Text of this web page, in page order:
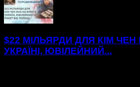
$22 МІЛЬЯРДИ ДЛЯ КІМ ЧЕН
УКРАЇНІ, ЮВІЛЕЙНИЙ...